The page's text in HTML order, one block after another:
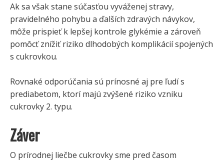
Ak sa však stane súčasťou vyváženej stravy,
pravidelného pohybu a ďalších zdravých návykov,
môže prispieť k lepšej kontrole glykémie a zároveň
pomôcť znížiť riziko dlhodobých komplikácií spojených
s cukrovkou.
Rovnaké odporúčania sú prínosné aj pre ľudí s
prediabetom, ktorí majú zvýšené riziko vzniku
cukrovky 2. typu.
Záver
O prírodnej liečbe cukrovky sme pred časom